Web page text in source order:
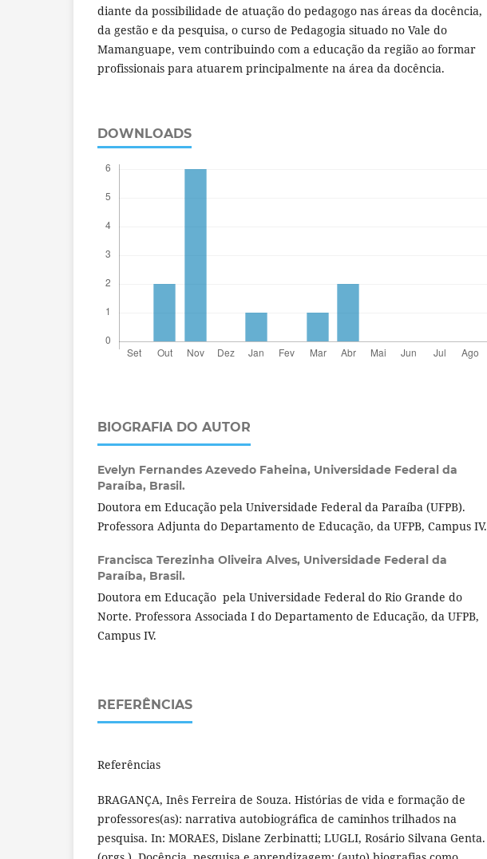
diante da possibilidade de atuação do pedagogo nas áreas da docência,
da gestão e da pesquisa, o curso de Pedagogia situado no Vale do
Mamanguape, vem contribuindo com a educação da região ao formar
profissionais para atuarem principalmente na área da docência.
DOWNLOADS
BIOGRAFIA DO AUTOR
Evelyn Fernandes Azevedo Faheina, Universidade Federal da
Paraíba, Brasil.
Doutora em Educação pela Universidade Federal da Paraíba (UFPB).
Professora Adjunta do Departamento de Educação, da UFPB, Campus IV.
Francisca Terezinha Oliveira Alves, Universidade Federal da
Paraíba, Brasil.
Doutora em Educação pela Universidade Federal do Rio Grande do
Norte. Professora Associada I do Departamento de Educação, da UFPB,
Campus IV.
REFERÊNCIAS
Referências
BRAGANÇA, Inês Ferreira de Souza. Histórias de vida e formação de
professores(as): narrativa autobiográfica de caminhos trilhados na
pesquisa. In: MORAES, Dislane Zerbinatti; LUGLI, Rosário Silvana Genta.